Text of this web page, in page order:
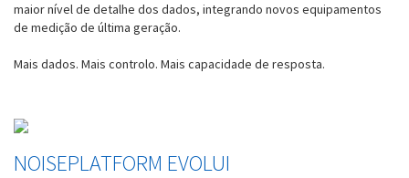
maior nível de detalhe dos dados, integrando novos equipamentos
de medição de última geração.
Mais dados. Mais controlo. Mais capacidade de resposta.
NOISEPLATFORM EVOLUI